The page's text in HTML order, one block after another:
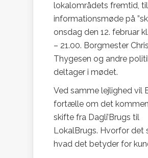
lokalområdets fremtid,
informationsmøde på
onsdag den 12. februar
– 21.00. Borgmester
Thygesen og andre
deltager i mødet.
Ved samme lejlighed vil
fortælle om det
skifte fra Dagli’Brugs til
LokalBrugs. Hvorfor det
hvad det betyder for